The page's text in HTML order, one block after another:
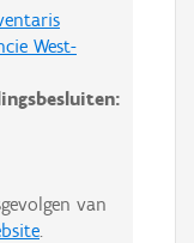
West-
van